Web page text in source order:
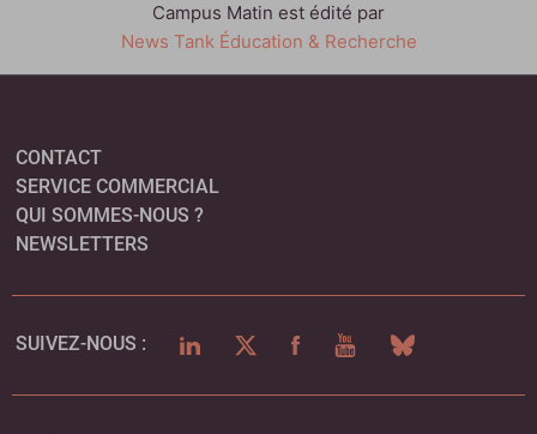
Campus Matin est édité par
News Tank Éducation & Recherche
CONTACT
SERVICE COMMERCIAL
QUI SOMMES-NOUS ?
NEWSLETTERS
SUIVEZ-NOUS : LINKEDINTWITTERFACEBOOKYOUTUBEBLUESKY